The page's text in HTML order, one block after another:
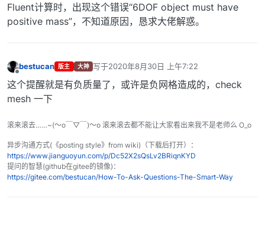
Fluent计算时，出现这个错误“6DOF object must have
positive mass”，不知道原因，恳求大佬解惑。
bestucan 版主 大神 写于2020年8月30日 上午7:22
最后由 编辑
这个提醒就是有负质量了，或许是负网格造成的，check
mesh 一下
滚来滚去……~(～o￣▽￣)～o 滚来滚去都不能让大家看出来我不是老师么 O_o
异步沟通方式(《posting style》from wiki)（下载后打开）：
https://www.jianguoyun.com/p/Dc52X2sQsLv2BRiqnKYD
提问的智慧(github在gitee的镜像)：
https://gitee.com/bestucan/How-To-Ask-Questions-The-Smart-Way